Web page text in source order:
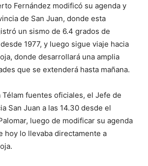
Fernández modificó su agenda y
de San Juan, donde esta
un sismo de 6.4 grados de
1977, y luego sigue viaje hacia
donde desarrollará una amplia
que se extenderá hasta mañana.
Télam fuentes oficiales, el Jefe de
San Juan a las 14.30 desde el
luego de modificar su agenda
hoy lo llevaba directamente a